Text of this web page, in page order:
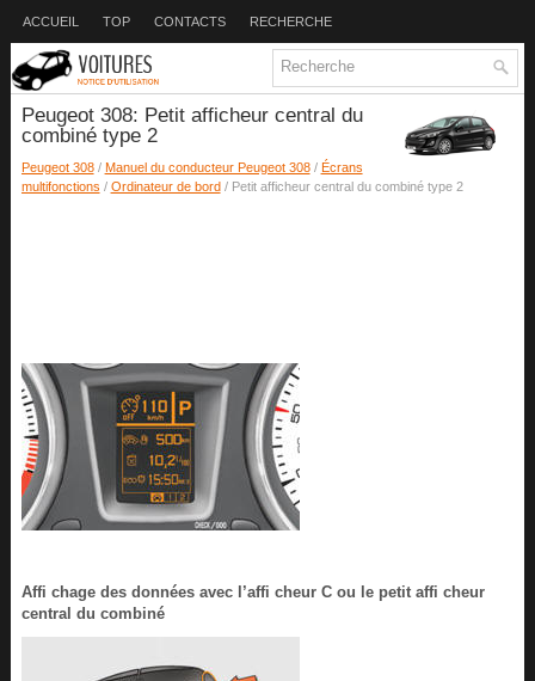
ACCUEIL TOP CONTACTS RECHERCHE
Peugeot 308: Petit afficheur central du
combiné type 2
Peugeot 308/ Manuel du conducteur Peugeot 308/ Écrans
multifonctions / Ordinateur de bord/ Petit afficheur central du combiné type 2
Affi chage des données avec l’affi cheur C ou le petit affi cheur
central du combiné